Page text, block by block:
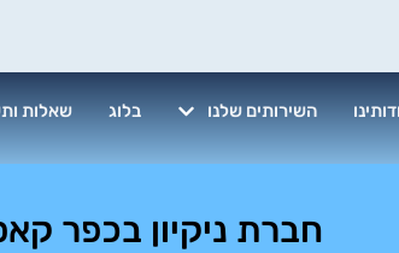
השירותים שלנו בלוג שאלות
חברת ניקיון בכפר